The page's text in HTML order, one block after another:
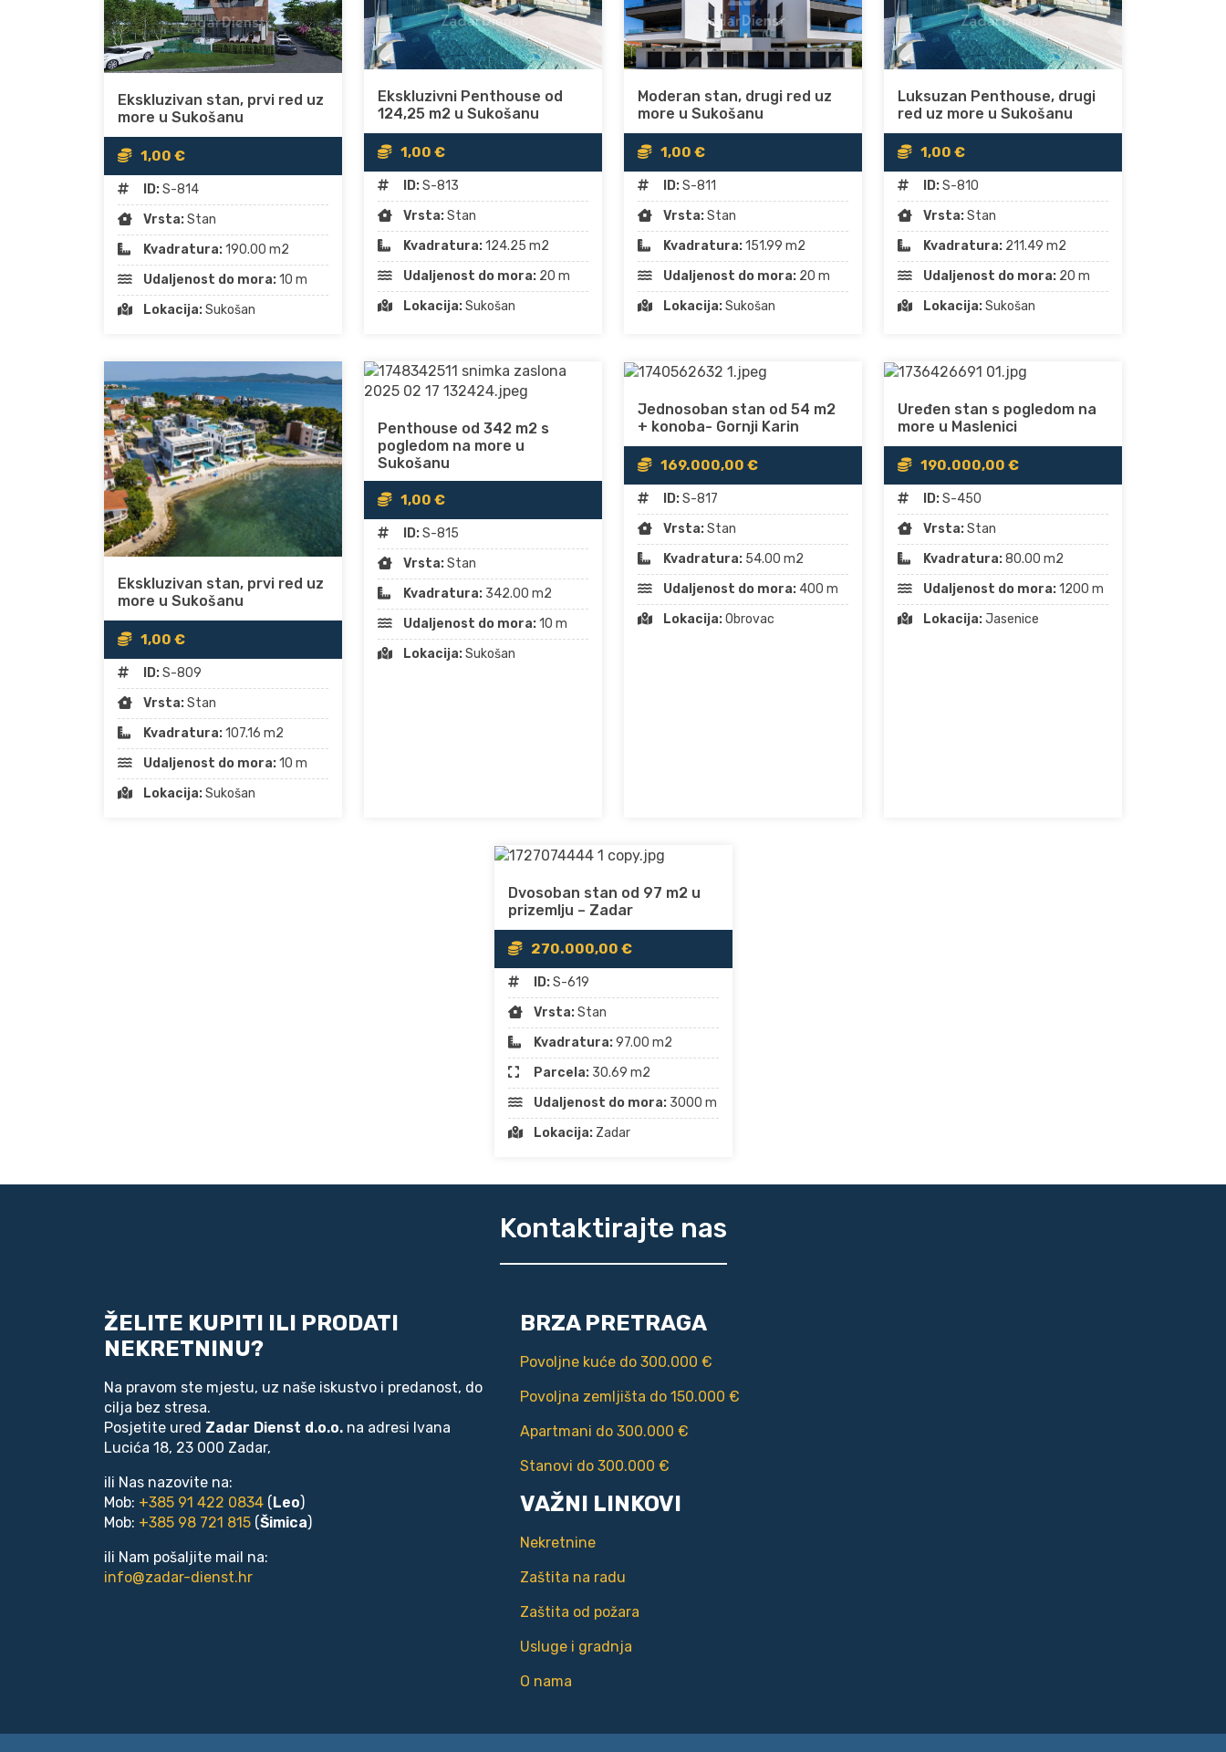
Ekskluzivan stan, prvi red uz
more u Sukošanu
1,00 €
ID:S-814
Vrsta:Stan
Kvadratura:190.00 m2
Udaljenost do mora:10 m
Lokacija:Sukošan
Ekskluzivni Penthouse od
124,25 m2 u Sukošanu
1,00 €
ID:S-813
Vrsta:Stan
Kvadratura:124.25 m2
Udaljenost do mora: 20 m
Lokacija:Sukošan
Moderan stan, drugi red uz
more u Sukošanu
1,00 €
ID:S-811
Vrsta:Stan
Kvadratura:151.99 m2
Udaljenost do mora: 20 m
Lokacija:Sukošan
Luksuzan Penthouse, drugi
red uz more u Sukošanu
1,00 €
ID:S-810
Vrsta:Stan
Kvadratura: 211.49 m2
Udaljenost do mora: 20 m
Lokacija:Sukošan
Ekskluzivan stan, prvi red uz
more u Sukošanu
1,00 €
ID:S-809
Vrsta:Stan
Kvadratura:107.16 m2
Udaljenost do mora:10 m
Lokacija:Sukošan
Penthouse od 342 m2 s
pogledom na more u
Sukošanu
1,00 €
ID:S-815
Vrsta:Stan
Kvadratura: 342.00 m2
Udaljenost do mora:10 m
Lokacija:Sukošan
Jednosoban stan od 54 m2
+ konoba- Gornji Karin
169.000,00 €
ID:S-817
Vrsta:Stan
Kvadratura: 54.00 m2
Udaljenost do mora: 400 m
Lokacija:Obrovac
Uređen stan s pogledom na
more u Maslenici
190.000,00 €
ID:S-450
Vrsta:Stan
Kvadratura:80.00 m2
Udaljenost do mora:1200 m
Lokacija:Jasenice
Dvosoban stan od 97 m2 u
prizemlju – Zadar
270.000,00 €
ID:S-619
Vrsta:Stan
Kvadratura: 97.00 m2
Parcela: 30.69 m2
Udaljenost do mora: 3000 m
Lokacija: Zadar
Kontaktirajte nas
ŽELITE KUPITI ILI PRODATI
NEKRETNINU?
Na pravom ste mjestu, uz naše iskustvo i predanost, do
cilja bez stresa.
Posjetite ured Zadar Dienst d.o.o. na adresi Ivana
Lucića 18, 23 000 Zadar,
ili Nas nazovite na:
Mob: +385 91 422 0834 (Leo)
Mob: +385 98 721 815 (Šimica)
ili Nam pošaljite mail na:
info@zadar-dienst.hr
BRZA PRETRAGA
Povoljne kuće do 300.000 €
Povoljna zemljišta do 150.000 €
Apartmani do 300.000 €
Stanovi do 300.000 €
VAŽNI LINKOVI
Nekretnine
Zaštita na radu
Zaštita od požara
Usluge i gradnja
O nama